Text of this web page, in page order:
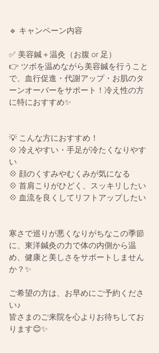
🔹 キャンペーン内容
✅ 美容鍼＋温灸（お腹 or 足）
👉 ツボを温めながら美容鍼を行うこと
で、血行促進・代謝アップ・お肌のタ
ーンオーバーをサポート！冷え性の方
に特におすすめ✨
💡 こんな方におすすめ！
💠 冷えやすい・手足が冷たくなりやす
い
💠 顔のくすみやむくみが気になる
💠 首肩こりがひどく、スッキリしたい
💠 血流を良くしてリフトアップしたい
寒さで巡りが悪くなりがちなこの季節
に、東洋鍼灸の力で体の内側から温
め、健康と美しさをサポートしません
か？✨
ご希望の方は、お早めにご予約くださ
い♪
皆さまのご来院を心よりお待ちしてお
ります😊✨